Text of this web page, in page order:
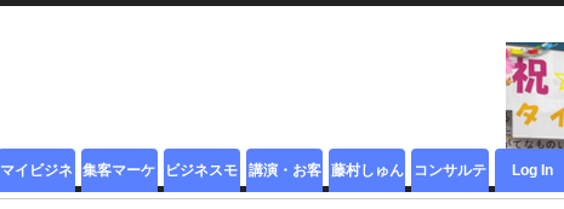
マイビジネ 集客マーケ ビジネスモ 講演・お客 藤村しゅん コンサルテ Log In